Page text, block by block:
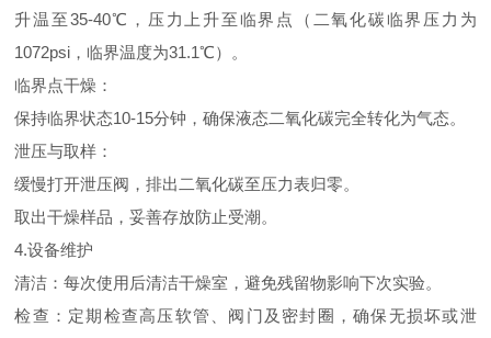
升温至35-40℃，压力上升至临界点（二氧化碳临界压力为
1072psi，临界温度为31.1℃）。
临界点干燥：
保持临界状态10-15分钟，确保液态二氧化碳完全转化为气态。
泄压与取样：
缓慢打开泄压阀，排出二氧化碳至压力表归零。
取出干燥样品，妥善存放防止受潮。
4.设备维护
清洁：每次使用后清洁干燥室，避免残留物影响下次实验。
检查：定期检查高压软管、阀门及密封圈，确保无损坏或泄